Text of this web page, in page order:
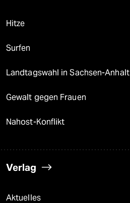
Hitze
Surfen
Landtagswahl in Sachsen-Anhalt
Gewalt gegen Frauen
Nahost-Konflikt
Verlag
Aktuelles